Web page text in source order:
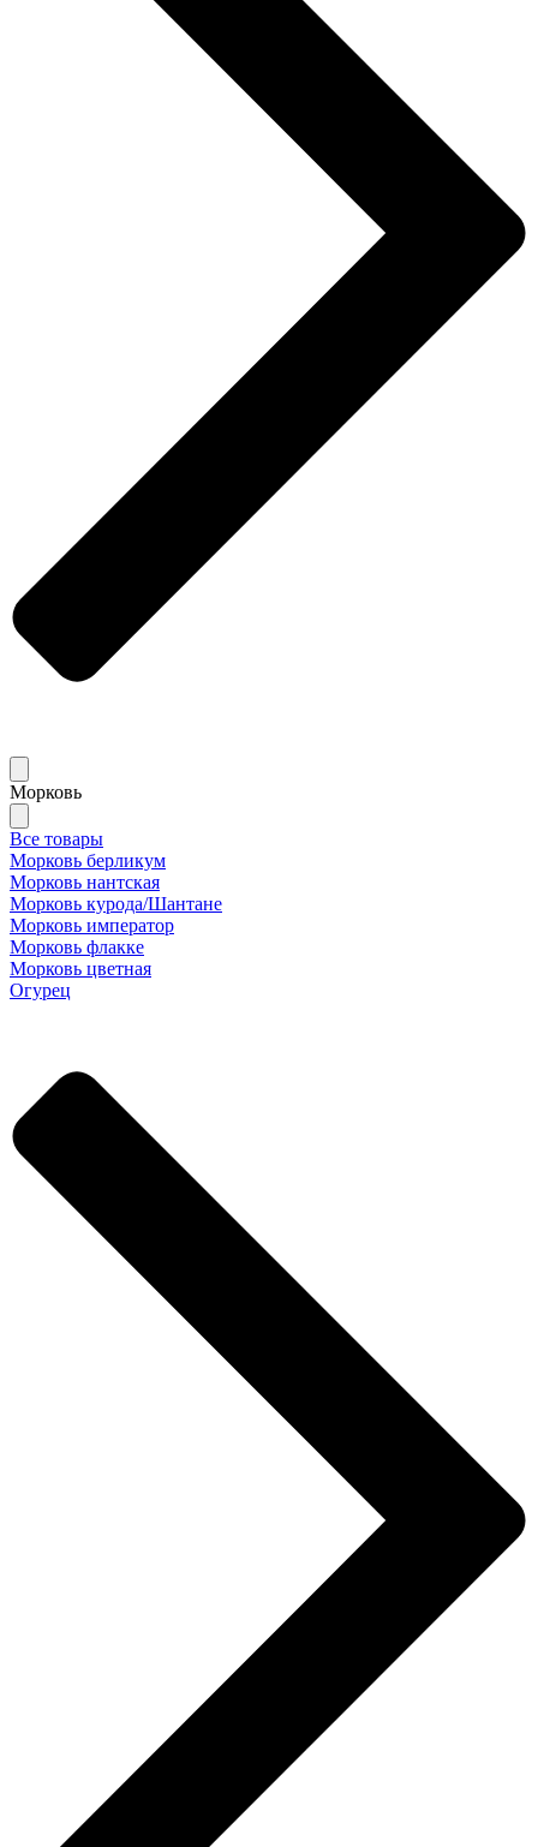
Морковь
Все товары
Морковь берликум
Морковь нантская
Морковь курода/Шантане
Морковь император
Морковь флакке
Морковь цветная
Огурец